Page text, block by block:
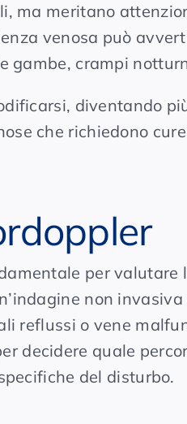
ma meritano
venosa può
gambe, crampi
diventando
che richiedono
per valutare
non
reflussi o vene
decidere quale
del disturbo.